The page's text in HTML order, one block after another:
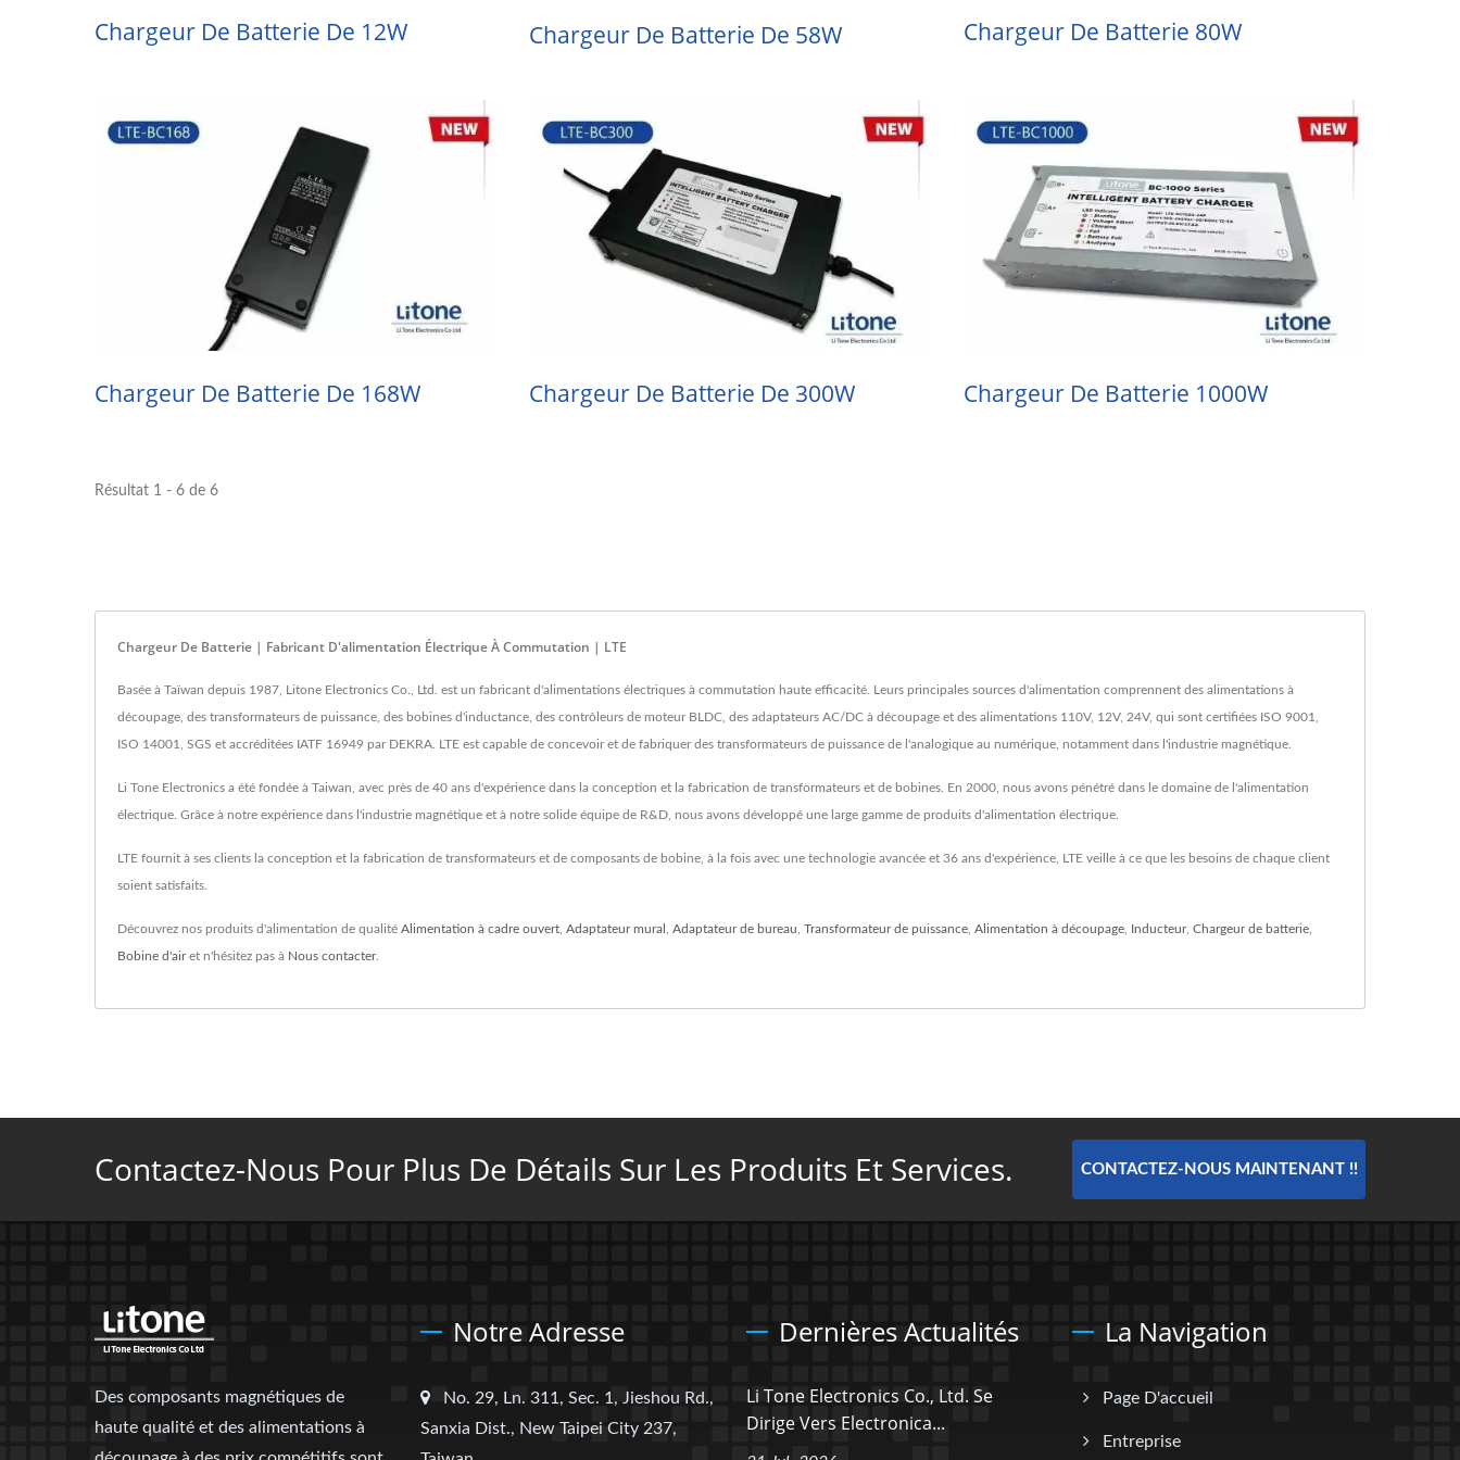
Chargeur De Batterie De 12W Chargeur De Batterie De 58W Chargeur De Batterie 80W
Chargeur De Batterie De 168W Chargeur De Batterie De 300W Chargeur De Batterie 1000W
Résultat 1 - 6 de 6
Chargeur De Batterie | Fabricant D'alimentation Électrique À Commutation | LTE
Basée à Taïwan depuis 1987, Litone Electronics Co., Ltd. est un fabricant d'alimentations électriques à commutation haute efficacité. Leurs principales sources d'alimentation comprennent des alimentations à
découpage, des transformateurs de puissance, des bobines d'inductance, des contrôleurs de moteur BLDC, des adaptateurs AC/DC à découpage et des alimentations 110V, 12V, 24V, qui sont certifiées ISO 9001,
ISO 14001, SGS et accréditées IATF 16949 par DEKRA. LTE est capable de concevoir et de fabriquer des transformateurs de puissance de l'analogique au numérique, notamment dans l'industrie magnétique.
Li Tone Electronics a été fondée à Taiwan, avec près de 40 ans d'expérience dans la conception et la fabrication de transformateurs et de bobines. En 2000, nous avons pénétré dans le domaine de l'alimentation
électrique. Grâce à notre expérience dans l'industrie magnétique et à notre solide équipe de R&D, nous avons développé une large gamme de produits d'alimentation électrique.
LTE fournit à ses clients la conception et la fabrication de transformateurs et de composants de bobine, à la fois avec une technologie avancée et 36 ans d'expérience, LTE veille à ce que les besoins de chaque client
soient satisfaits.
Découvrez nos produits d'alimentation de qualité Alimentation à cadre ouvert Adaptateur mural Adaptateur de bureau Transformateur de puissance Alimentation à découpage Inducteur, Chargeur de batterie
Bobine d'airet n'hésitez pas à Nous contacter.
Contactez-Nous Pour Plus De Détails Sur Les Produits Et Services. CONTACTEZ-NOUS MAINTENANT !!
Des composants magnétiques de
haute qualité et des alimentations à
Notre Adresse
No. 29, Ln. 311, Sec. 1, Jieshou Rd.,
Sanxia Dist., New Taipei City 237,
Dernières Actualités
Li Tone Electronics Co., Ltd. Se
Dirige Vers Electronica...
La Navigation
Page D'accueil
Entreprise